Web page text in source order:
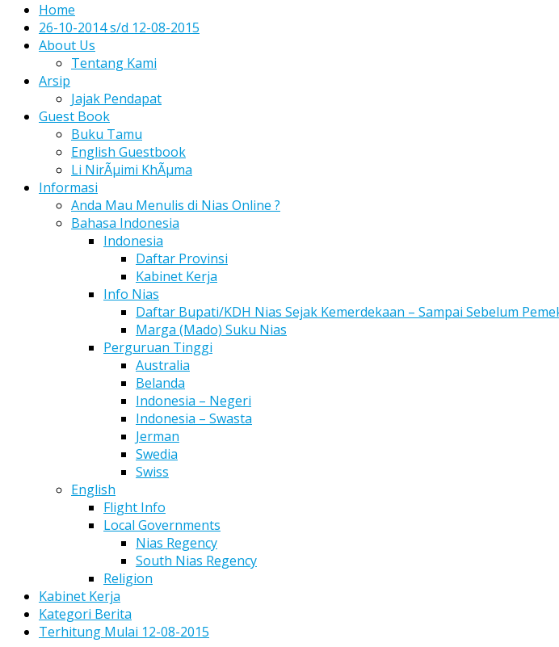
Home
26-10-2014 s/d 12-08-2015
About Us
Tentang Kami
Arsip
Jajak Pendapat
Guest Book
Buku Tamu
English Guestbook
Li NirÃµimi KhÃµma
Informasi
Anda Mau Menulis di Nias Online ?
Bahasa Indonesia
Indonesia
Daftar Provinsi
Kabinet Kerja
Info Nias
Daftar Bupati/KDH Nias Sejak Kemerdekaan – Sampai Sebelum
Marga (Mado) Suku Nias
Perguruan Tinggi
Australia
Belanda
Indonesia – Negeri
Indonesia – Swasta
Jerman
Swedia
Swiss
English
Flight Info
Local Governments
Nias Regency
South Nias Regency
Religion
Kabinet Kerja
Kategori Berita
Terhitung Mulai 12-08-2015